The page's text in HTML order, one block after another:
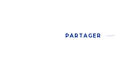
PARTAGER